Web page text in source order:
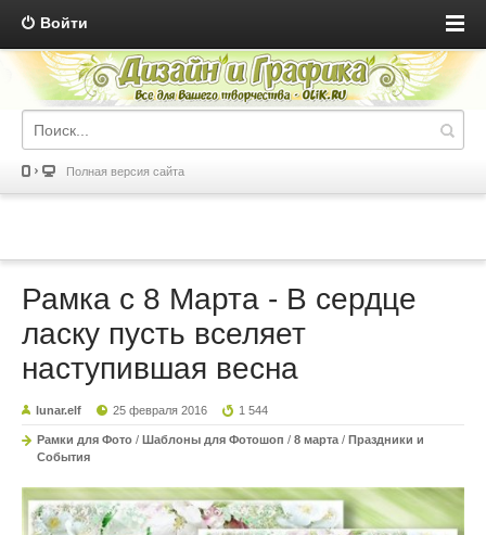
Войти
Полная версия сайта
Рамка с 8 Марта - В сердце
ласку пусть вселяет
наступившая весна
lunar.elf 25 февраля 2016 1 544
Рамки для Фото / Шаблоны для Фотошоп / 8 марта / Праздники и
События